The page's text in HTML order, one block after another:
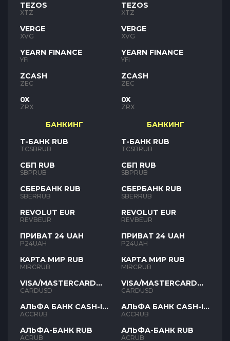
TEZOS
XTZ
VERGE
XVG
YEARN FINANCE
YFI
ZCASH
ZEC
0X
ZRX
БАНКИНГ
Т-БАНК RUB
TCSBRUB
СБП RUB
SBPRUB
СБЕРБАНК RUB
SBERRUB
REVOLUT EUR
REVBEUR
ПРИВАТ 24 UAH
P24UAH
КАРТА МИР RUB
MIRCRUB
VISA/MASTERCARD
USD
CARDUSD
АЛЬФА БАНК CASH-IN
RUB
ACCRUB
АЛЬФА-БАНК RUB
ACRUB
TEZOS
XTZ
VERGE
XVG
YEARN FINANCE
YFI
ZCASH
ZEC
0X
ZRX
БАНКИНГ
Т-БАНК RUB
TCSBRUB
СБП RUB
SBPRUB
СБЕРБАНК RUB
SBERRUB
REVOLUT EUR
REVBEUR
ПРИВАТ 24 UAH
P24UAH
КАРТА МИР RUB
MIRCRUB
VISA/MASTERCARD
USD
CARDUSD
АЛЬФА БАНК CASH-IN
RUB
ACCRUB
АЛЬФА-БАНК RUB
ACRUB